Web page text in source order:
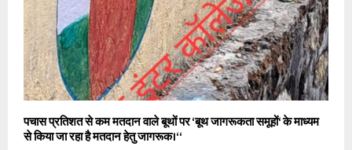
पचास प्रतिशत से कम मतदान वाले बूथों पर ‘बूथ जागरूकता समूहों‘ के माध्यम
से किया जा रहा है मतदान हेतु जागरूक।‘‘